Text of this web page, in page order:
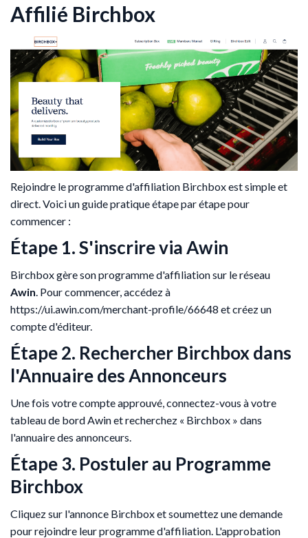
Affilié Birchbox
Rejoindre le programme d'affiliation Birchbox est simple et
direct. Voici un guide pratique étape par étape pour
commencer :
Étape 1. S'inscrire via Awin
Birchbox gère son programme d'affiliation sur le réseau
Awin . Pour commencer, accédez à
https://ui.awin.com/merchant-profile/66648 et créez un
compte d'éditeur.
Étape 2. Rechercher Birchbox dans
l'Annuaire des Annonceurs
Une fois votre compte approuvé, connectez-vous à votre
tableau de bord Awin et recherchez « Birchbox » dans
l'annuaire des annonceurs.
Étape 3. Postuler au Programme
Birchbox
Cliquez sur l'annonce Birchbox et soumettez une demande
pour rejoindre leur programme d'affiliation. L'approbation